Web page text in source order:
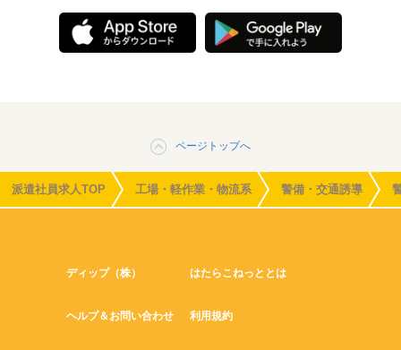
ページトップへ
派遣社員求人TOP 工場・軽作業・物流系 警備・交通誘導
ディップ（株） はたらこねっととは
ヘルプ＆お問い合わせ 利用規約